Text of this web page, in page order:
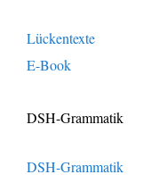
Lückentexte
E-Book
DSH-Grammatik
DSH-Grammatik